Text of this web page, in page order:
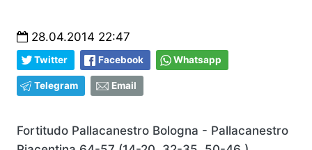
28.04.2014 22:47
Twitter Facebook Whatsapp
Telegram Email
Fortitudo Pallacanestro Bologna - Pallacanestro